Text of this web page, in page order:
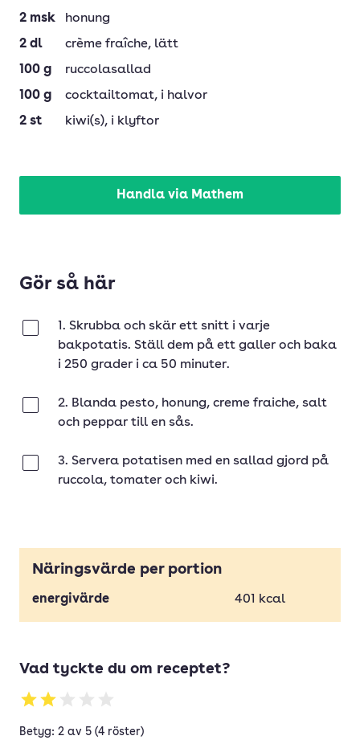
2 msk
honung
2 dl crème fraîche, lätt
100 g
ruccolasallad
100 g cocktailtomat, i halvor
2 st kiwi(s), i klyftor
Handla via Mathem
Gör så här
1. Skrubba och skär ett snitt i varje
bakpotatis. Ställ dem på ett galler och baka
i 250 grader i ca 50 minuter.
2. Blanda pesto, honung, creme fraiche, salt
och peppar till en sås.
3. Servera potatisen med en sallad gjord på
ruccola, tomater och kiwi.
Näringsvärde per portion
energivärde 401 kcal
Vad tyckte du om receptet?
Betyg: 2 av 5 (4 röster)